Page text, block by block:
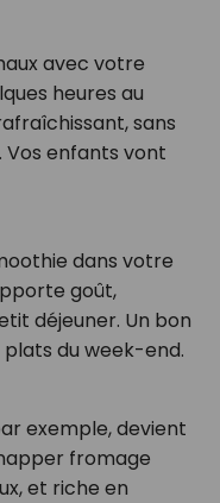
avec votre
heures au
sans
Vos enfants vont
dans votre
goût,
déjeuner. Un bon
plats du week-end.
exemple, devient
fromage
et riche en